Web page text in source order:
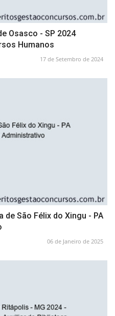
Osasco - SP 2024
Humanos
17 de Setembro de 2024
São Félix do Xingu - PA
06 de Janeiro de 2025